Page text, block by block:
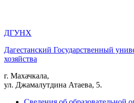
ДГУНХ
Дагестанский Государственный
хозяйства
г. Махачкала,
ул. Джамалутдина Атаева, 5.